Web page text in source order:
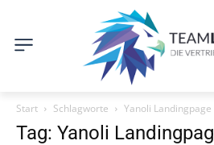
Start Schlagworte Yanoli Landingpage
Tag: Yanoli